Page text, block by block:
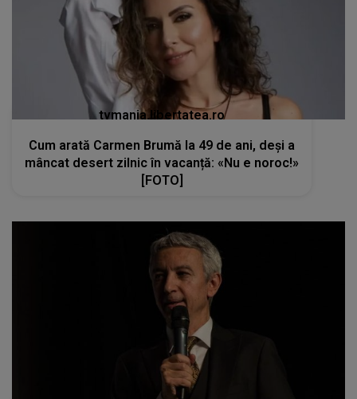
tvmania.libertatea.ro
Cum arată Carmen Brumă la 49 de ani, deși a
mâncat desert zilnic în vacanță: «Nu e noroc!»
[FOTO]